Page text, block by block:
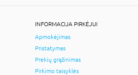
INFORMACIJA PIRKĖJUI
Apmokėjimas
Pristatymas
Prekių grąžinimas
Pirkimo taisyklės